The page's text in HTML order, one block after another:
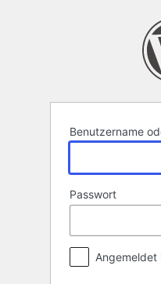
Benutzername
Passwort
Angemeldet